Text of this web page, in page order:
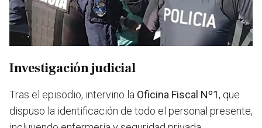
Investigación judicial
Tras el episodio, intervino la Oficina Fiscal Nº1, que
dispuso la identificación de todo el personal presente,